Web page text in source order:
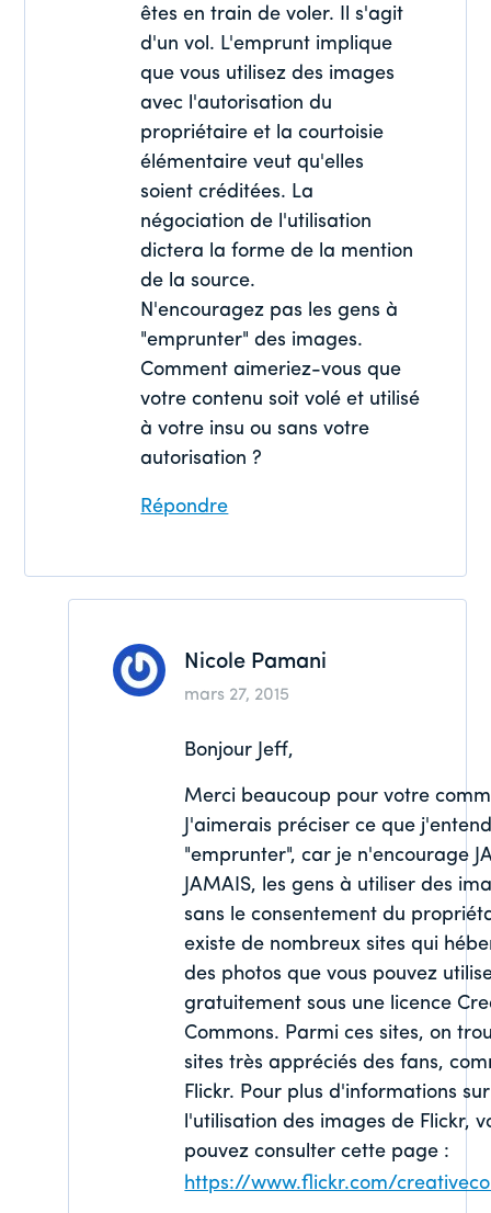
êtes en train de voler. Il s'agit
d'un vol. L'emprunt implique
que vous utilisez des images
avec l'autorisation du
propriétaire et la courtoisie
élémentaire veut qu'elles
soient créditées. La
négociation de l'utilisation
dictera la forme de la mention
de la source.
N'encouragez pas les gens à
"emprunter" des images.
Comment aimeriez-vous que
votre contenu soit volé et utilisé
à votre insu ou sans votre
autorisation ?
Répondre
Nicole Pamani
mars 27, 2015
Bonjour Jeff,
Merci beaucoup pour votre
J'aimerais préciser ce que
"emprunter", car je n'encourage
JAMAIS, les gens à utiliser des
sans le consentement du
existe de nombreux sites qui
des photos que vous pouvez
gratuitement sous une licence
Commons. Parmi ces sites, on
sites très appréciés des fans,
Flickr. Pour plus d'informations sur
l'utilisation des images de Flickr,
pouvez consulter cette page :
https://www.flickr.com/